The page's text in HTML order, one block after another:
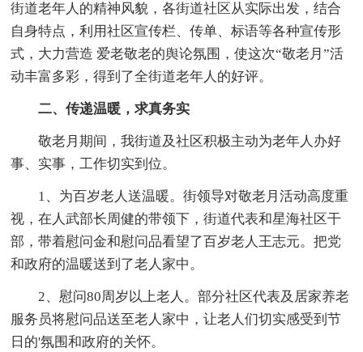
街道老年人的精神风貌，各街道社区从实际出发，结合
自身特点，利用社区宣传栏、传单、标语等各种宣传形
式，大力营造 爱老敬老的舆论氛围，使这次“敬老月”活
动丰富多彩，得到了全街道老年人的好评。
二、传递温暖，求真务实
敬老月期间，我街道及社区积极主动为老年人办好
事、实事，工作切实到位。
1、为百岁老人送温暖。街领导对敬老月活动高度重
视，在人武部长周健的带领下，街道代表和星海社区干
部，带着慰问金和慰问品看望了百岁老人王志元。把党
和政府的温暖送到了老人家中。
2、慰问80周岁以上老人。部分社区代表及居家养老
服务员将慰问品送至老人家中，让老人们切实感受到节
日的'氛围和政府的关怀。